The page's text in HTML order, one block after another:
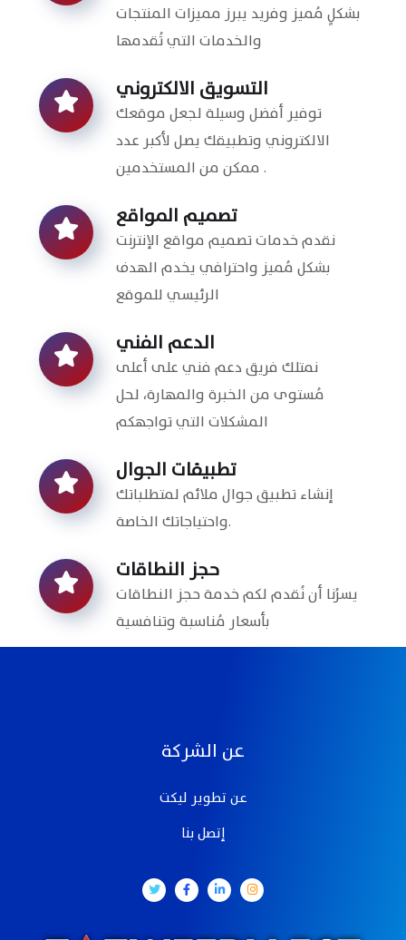
بشكلٍ مُميز وفريد يبرز مميزات المنتجات
والخدمات التي تُقدمها
التسويق الالكتروني
توفير أفضل وسيلة لجعل موقعك
الالكتروني وتطبيقك يصل لأكبر عدد
ممكن من المستخدمين .
تصميم المواقع
نقدم خدمات تصميم مواقع الإنترنت
بشكل مُميز واحترافي يخدم الهدف
الرئيسي للموقع
الدعم الفني
نمتلك فريق دعم فني على أعلى
مُستوى من الخبرة والمهارة، لحل
المشكلات التي تواجهكم
تطبيقات الجوال
إنشاء تطبيق جوال ملائم لمتطلباتك
واحتياجاتك الخاصة.
حجز النطاقات
يسرُنا أن نُقدم لكم خدمة حجز النطاقات
بأسعار مُناسبة وتنافسية
عن الشركة
عن تطوير ليكت
إتصل بنا